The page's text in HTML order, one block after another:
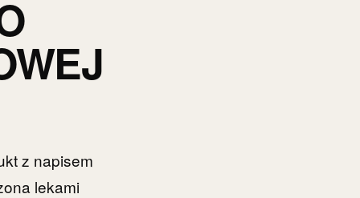
z napisem
lekami